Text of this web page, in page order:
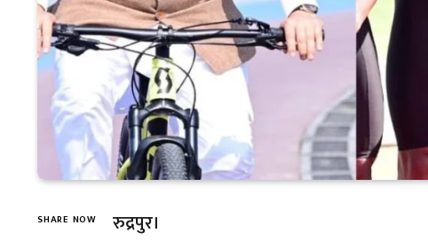
SHARE NOW
रुद्रपुर।